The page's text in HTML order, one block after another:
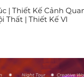
| Thiết Kế Cảnh
Thất | Thiết Kế VI